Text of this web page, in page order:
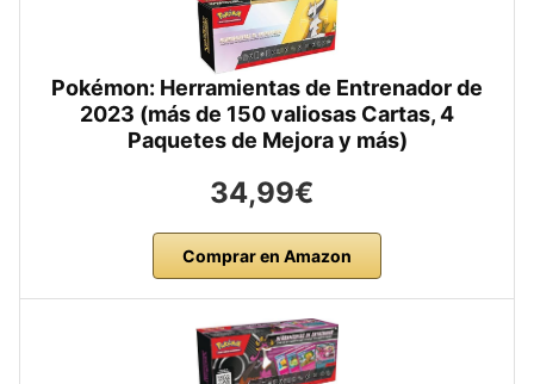
Pokémon: Herramientas de Entrenador de
2023 (más de 150 valiosas Cartas, 4
Paquetes de Mejora y más)
34,99€
Comprar en Amazon